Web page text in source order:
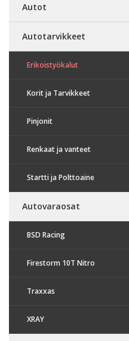
Autot
Autotarvikkeet
Erikoistyökalut
Korit ja Tarvikkeet
Pinjonit
Renkaat ja vanteet
Startti ja Polttoaine
Autovaraosat
BSD Racing
Firestorm 10T Nitro
Traxxas
XRAY